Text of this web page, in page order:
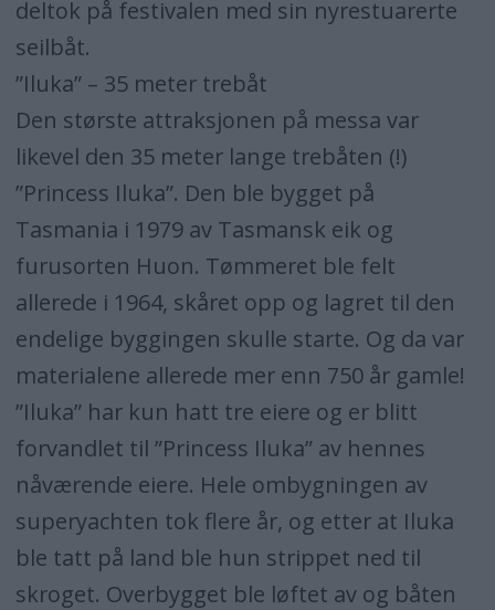
deltok på festivalen med sin nyrestuarerte
seilbåt.
”Iluka” – 35 meter trebåt
Den største attraksjonen på messa var
likevel den 35 meter lange trebåten (!)
”Princess Iluka”. Den ble bygget på
Tasmania i 1979 av Tasmansk eik og
furusorten Huon. Tømmeret ble felt
allerede i 1964, skåret opp og lagret til den
endelige byggingen skulle starte. Og da var
materialene allerede mer enn 750 år gamle!
”Iluka” har kun hatt tre eiere og er blitt
forvandlet til ”Princess Iluka” av hennes
nåværende eiere. Hele ombygningen av
superyachten tok flere år, og etter at Iluka
ble tatt på land ble hun strippet ned til
skroget. Overbygget ble løftet av og båten